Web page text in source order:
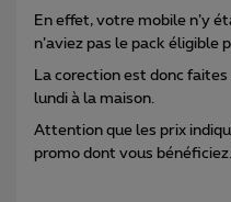
En effet, votre mobile n’y
n’aviez pas le pack éligible
La corection est donc
lundi à la maison.
Attention que les prix
promo dont vous bénéficiez.